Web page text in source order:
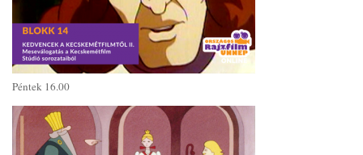
Péntek 16.00